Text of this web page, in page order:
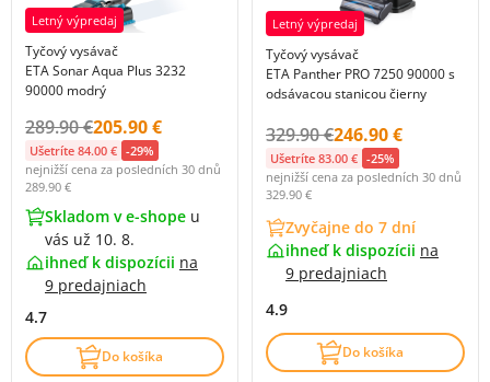
Letný výpredaj
Tyčový vysávač
ETA Sonar Aqua Plus 3232
90000 modrý
Původní cena s DPH:
289.90 €Cena s DPH:
205.90 €
Ušetríte 84.00 € -29%
nejnižší cena za posledních 30 dnů
289.90 €
Skladom v e-shope u
vás už 10. 8.
ihneď k dispozícii na
9 predajniach
4.7
Do košíka
Letný výpredaj
Tyčový vysávač
ETA Panther PRO 7250 90000 s
odsávacou stanicou čierny
Původní cena s DPH:
329.90 €Cena s DPH:
246.90 €
Ušetríte 83.00 € -25%
nejnižší cena za posledních 30 dnů
329.90 €
Zvyčajne do 7 dní
ihneď k dispozícii na
9 predajniach
4.9
Do košíka